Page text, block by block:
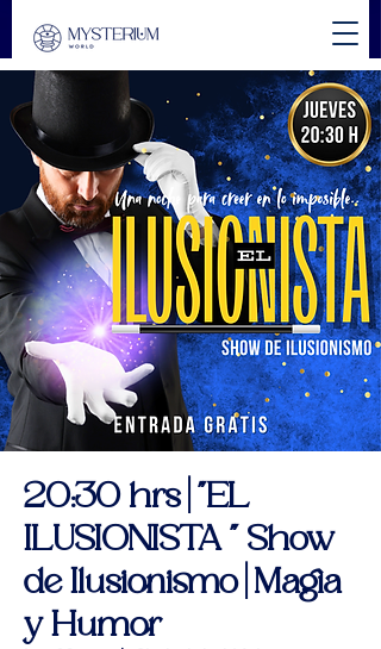
20:30 hrs | "EL
ILUSIONISTA " Show
de Ilusionismo | Magia
y Humor